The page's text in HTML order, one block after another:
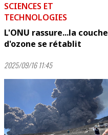
SCIENCES ET
TECHNOLOGIES
L'ONU rassure...la couche
d'ozone se rétablit
2025/09/16 11:45